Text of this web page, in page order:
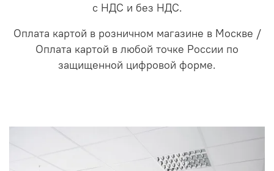
с НДС и без НДС.
Оплата картой в розничном магазине в Москве /
Оплата картой в любой точке России по
защищенной цифровой форме.